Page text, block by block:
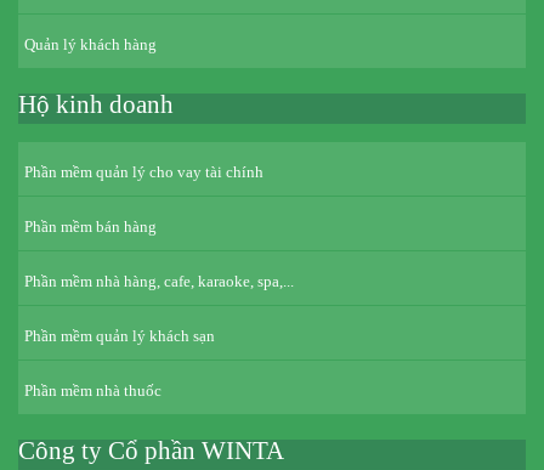
Quản lý khách hàng
Hộ kinh doanh
Phần mềm quản lý cho vay tài chính
Phần mềm bán hàng
Phần mềm nhà hàng, cafe, karaoke, spa,...
Phần mềm quản lý khách sạn
Phần mềm nhà thuốc
Công ty Cổ phần WINTA